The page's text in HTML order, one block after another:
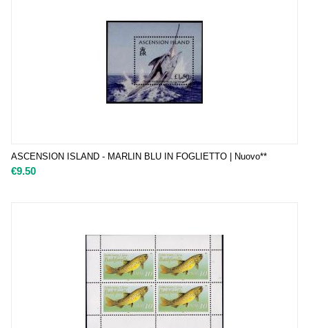
ASCENSION ISLAND - MARLIN BLU IN FOGLIETTO | Nuovo**
€9.50